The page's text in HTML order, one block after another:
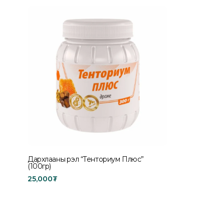
Дархлааны үрэл “Тенториум Плюс”
(100гр)
25,000₮